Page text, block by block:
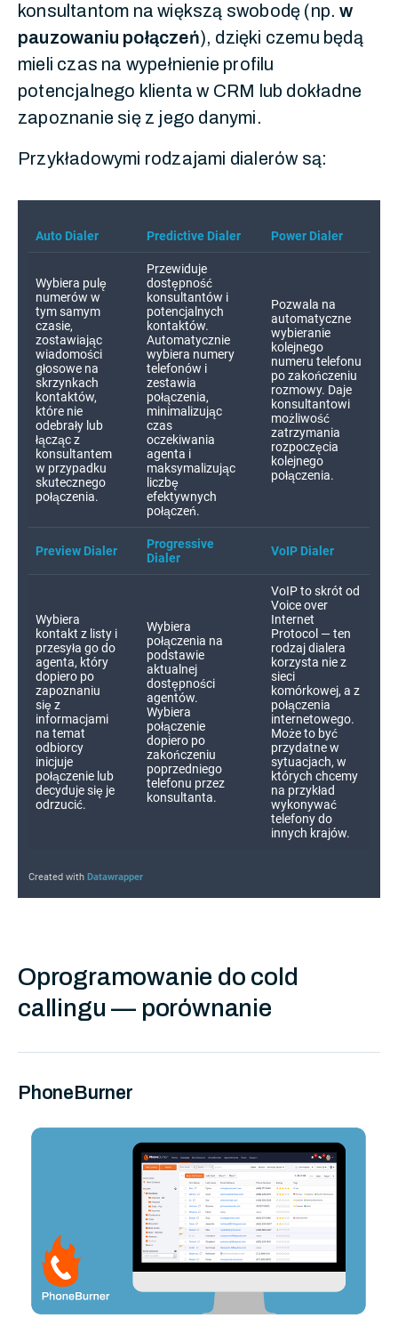
konsultantom na większą swobodę (np.w
pauzowaniu połączeń), dzięki czemu będą
mieli czas na wypełnienie profilu
potencjalnego klienta w CRM lub dokładne
zapoznanie się z jego danymi.
Przykładowymi rodzajami dialerów są:
Oprogramowanie do cold
callingu — porównanie
PhoneBurner